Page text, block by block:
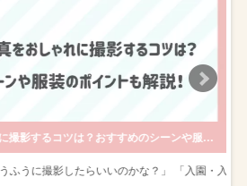
入園/入学写真をおしゃれに撮影するコツは？おすすめのシーンや服装のポイントも解説！
ふうに撮影したらいいのかな？」 「入園・入